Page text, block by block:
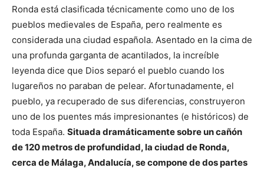
Ronda está clasificada técnicamente como uno de los
pueblos medievales de España, pero realmente es
considerada una ciudad española. Asentado en la cima de
una profunda garganta de acantilados, la increíble
leyenda dice que Dios separó el pueblo cuando los
lugareños no paraban de pelear. Afortunadamente, el
pueblo, ya recuperado de sus diferencias, construyeron
uno de los puentes más impresionantes (e históricos) de
toda España. Situada dramáticamente sobre un cañón
de 120 metros de profundidad, la ciudad de Ronda,
cerca de Málaga, Andalucía, se compone de dos partes